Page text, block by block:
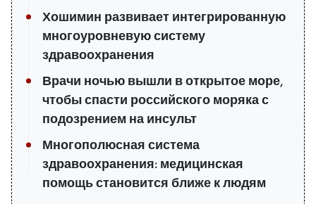
Хошимин развивает интегрированную
многоуровневую систему
здравоохранения
Врачи ночью вышли в открытое море,
чтобы спасти российского моряка с
подозрением на инсульт
Многополюсная система
здравоохранения: медицинская
помощь становится ближе к людям